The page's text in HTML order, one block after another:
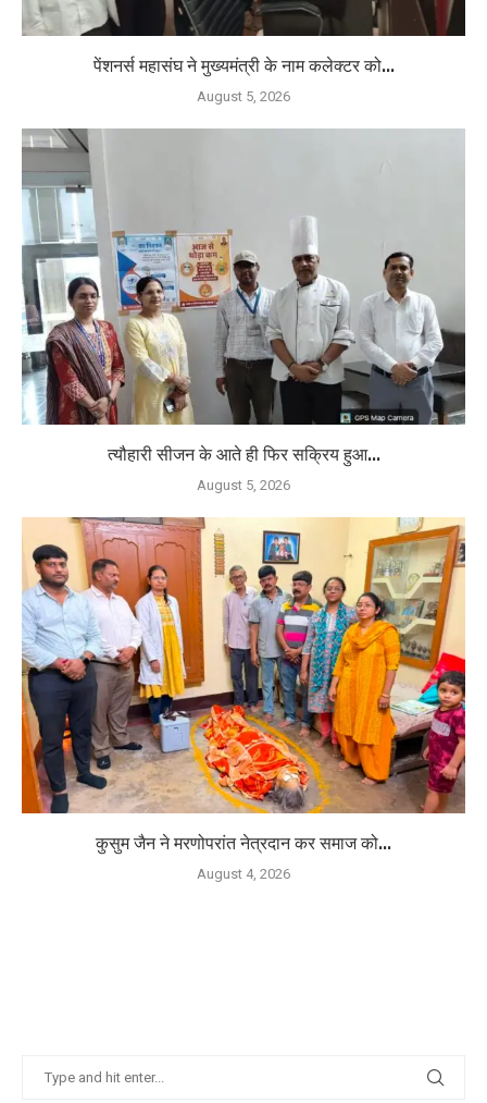
पेंशनर्स महासंघ ने मुख्यमंत्री के नाम कलेक्टर को...
August 5, 2026
त्यौहारी सीजन के आते ही फिर सक्रिय हुआ...
August 5, 2026
कुसुम जैन ने मरणोपरांत नेत्रदान कर समाज को...
August 4, 2026